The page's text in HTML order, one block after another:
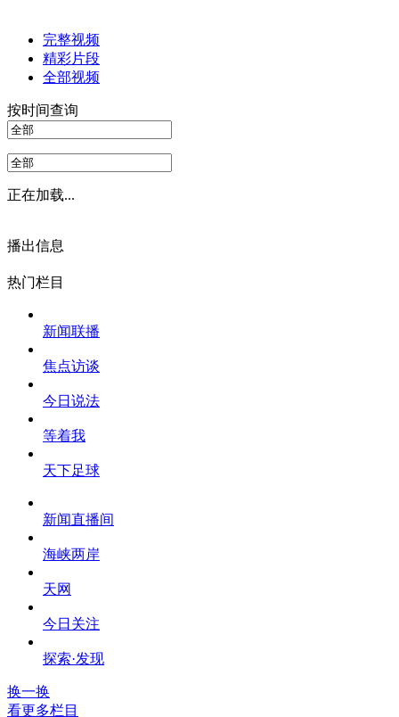
完整视频
精彩片段
全部视频
按时间查询
正在加载...
播出信息
热门栏目
新闻联播
焦点访谈
今日说法
等着我
天下足球
新闻直播间
海峡两岸
天网
今日关注
探索·发现
换一换
看更多栏目